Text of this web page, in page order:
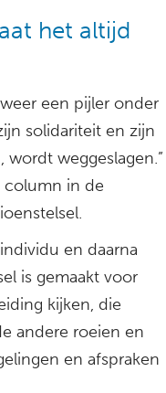
het altijd
een pijler onder
solidariteit en zijn
weggeslagen.”
column in de
en daarna
is gemaakt voor
kijken, die
andere roeien en
en afspraken